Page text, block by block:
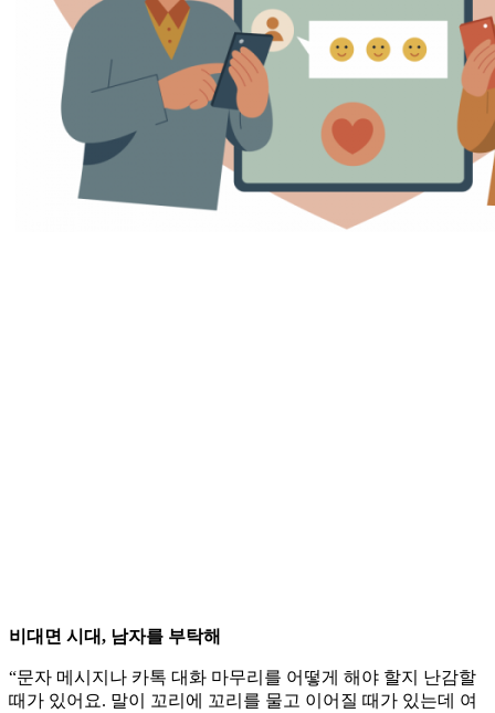
비대면 시대, 남자를 부탁해
“문자 메시지나 카톡 대화 마무리를 어떻게 해야 할지 난감할
때가 있어요. 말이 꼬리에 꼬리를 물고 이어질 때가 있는데 여